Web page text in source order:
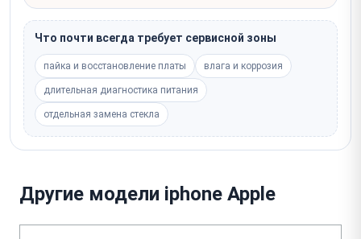
Что почти всегда требует сервисной зоны
пайка и восстановление платы влага и коррозия
длительная диагностика питания
отдельная замена стекла
Другие модели iphone Apple